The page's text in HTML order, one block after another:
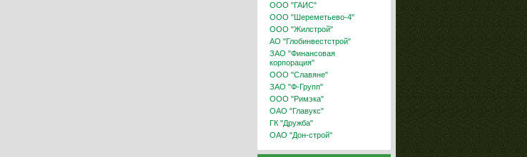
ООО "ГАИС"
ООО "Шереметьево-4"
ООО "Жилстрой"
АО "Глобинвестстрой"
ЗАО "Финансовая
корпорация"
ООО "Славяне"
ЗАО "Ф-Групп"
ООО "Римэка"
ОАО "Главукс"
ГК "Дружба"
ОАО "Дон-строй"